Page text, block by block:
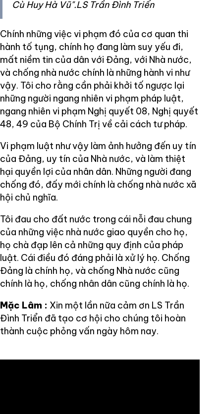
Cù Huy Hà Vũ".LS Trần Đình Triển
Chính những việc vi phạm đó của cơ quan thi
hành tố tụng, chính họ đang làm suy yếu đi,
mất niềm tin của dân với Đảng, với Nhà nước,
và chống nhà nước chính là những hành vi như
vậy. Tôi cho rằng cần phải khởi tố ngược lại
những người ngang nhiên vi phạm pháp luật,
ngang nhiên vi phạm Nghị quyết 08, Nghị quyết
48, 49 của Bộ Chính Trị về cải cách tư pháp.
Vi phạm luật như vậy làm ảnh hưởng đến uy tín
của Đảng, uy tín của Nhà nước, và làm thiệt
hại quyền lợi của nhân dân. Những người đang
chống đó, đấy mới chính là chống nhà nước xã
hội chủ nghĩa.
Tôi đau cho đất nước trong cái nỗi đau chung
của những việc nhà nước giao quyền cho họ,
họ chà đạp lên cả những quy định của pháp
luật. Cái điều đó đáng phải là xử lý họ. Chống
Đảng là chính họ, và chống Nhà nước cũng
chính là họ, chống nhân dân cũng chính là họ.
Mặc Lâm : Xin một lần nữa cảm ơn LS Trần
Đình Triển đã tạo cơ hội cho chúng tôi hoàn
thành cuộc phỏng vấn ngày hôm nay.